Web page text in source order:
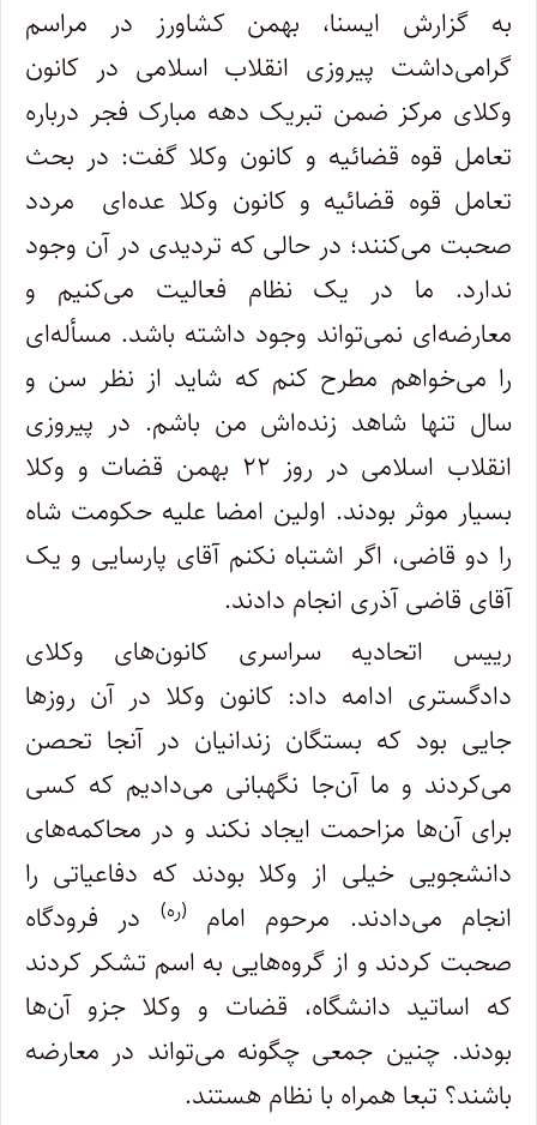
به گزارش ایسنا، بهمن کشاورز در مراسم
گرامی‌داشت پیروزی انقلاب اسلامی در کانون
وکلای مرکز ضمن تبریک دهه مبارک فجر درباره
تعامل قوه قضائیه و کانون وکلا گفت: در بحث
تعامل قوه قضائیه و کانون وکلا عده‌ای مردد
صحبت می‌کنند؛ در حالی که تردیدی در آن وجود
ندارد. ما در یک نظام فعالیت می‌کنیم و
معارضه‌ای نمی‌تواند وجود داشته باشد. مسأله‌ای
را می‌خواهم مطرح کنم که شاید از نظر سن و
سال تنها شاهد زنده‌اش من باشم. در پیروزی
انقلاب اسلامی در روز ۲۲ بهمن قضات و وکلا
بسیار موثر بودند. اولین امضا علیه حکومت شاه
را دو قاضی، اگر اشتباه نکنم آقای پارسایی و یک
آقای قاضی آذری انجام دادند.
رییس اتحادیه سراسری کانون‌های وکلای
دادگستری ادامه داد: کانون وکلا در آن روزها
جایی بود که بستگان زندانیان در آنجا تحصن
می‌کردند و ما آن‌جا نگهبانی می‌دادیم که کسی
برای آن‌ها مزاحمت ایجاد نکند و در محاکمه‌های
دانشجویی خیلی از وکلا بودند که دفاعیاتی را
انجام می‌دادند. مرحوم امام
(ره)
در فرودگاه
صحبت کردند و از گروه‌هایی به اسم تشکر کردند
که اساتید دانشگاه، قضات و وکلا جزو آن‌ها
بودند. چنین جمعی چگونه می‌تواند در معارضه
باشند؟ تبعا همراه با نظام هستند.